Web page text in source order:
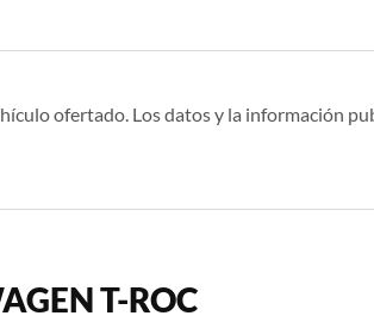
ofertado. Los datos y la información
T-ROC